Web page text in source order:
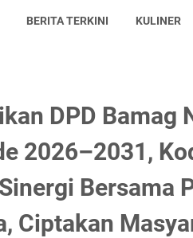
BERITA TERKINI KULINER
DPD Bamag
2026–2031,
Bersama
Ciptakan